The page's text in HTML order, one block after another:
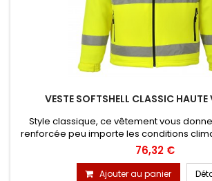
VESTE SOFTSHELL CLASSIC HAUTE
Style classique, ce vêtement vous
renforcée peu importe les conditions
poche pour téléphone mobile et boucle
chaude, confortable et déperlante. Le
idéale pour l'extérieur.
76,32 €
Ajouter au panier